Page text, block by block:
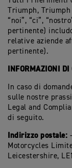
Triumph,
“noi”, “ci”,
pertinente)
relative aziende
pertinente).
INFORMAZIONI DI
In caso di
sulle nostre
Legal and
di seguito.
Indirizzo postale:
Motorcycles
Leicestershire,